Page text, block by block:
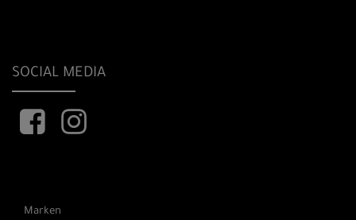
SOCIAL MEDIA
Marken